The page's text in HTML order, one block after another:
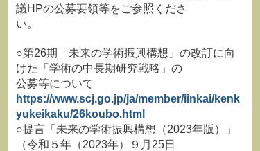
議HPの公募要領等をご参照くださ
い。
○第26期「未来の学術振興構想」の改訂に向
けた「学術の中長期研究戦略」の
公募等について
https://www.scj.go.jp/ja/member/iinkai/kenk
yukeikaku/26koubo.html
○提言「未来の学術振興構想（2023年版）」
（令和５年（2023年）９月25日